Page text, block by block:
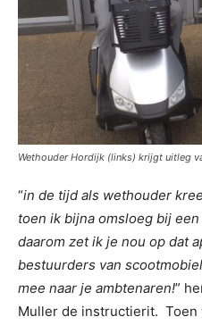
Wethouder Hordijk (links) krijgt uitleg
“in de tijd als wethouder
toen ik bijna omsloeg bij
daarom zet ik je nou op dat
bestuurders van
mee naar je ambtenaren!”
Muller de instructierit. Toen